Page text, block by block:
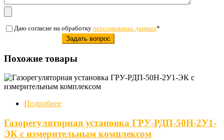
Даю согласие на обработку персональных данных*
Похожие товары
Подробнее
Газорегуляторная установка ГРУ-РДП-50Н-2У1-
ЭК с измерительным комплексом